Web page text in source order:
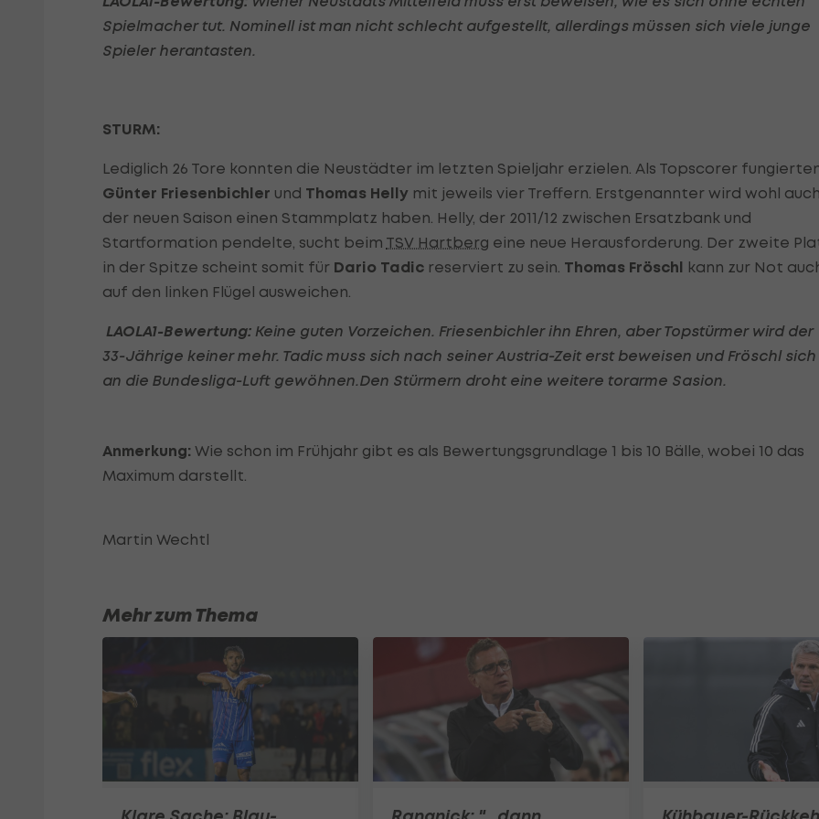
Spielmacher tut. Nominell ist man nicht schlecht aufgestellt, allerdings müssen sich viele junge
Spieler herantasten.
STURM:
Lediglich 26 Tore konnten die Neustädter im letzten Spieljahr erzielen. Als Topscorer
Günter Friesenbichler und Thomas Helly mit jeweils vier Treffern. Erstgenannter wird wohl
der neuen Saison einen Stammplatz haben. Helly, der 2011/12 zwischen Ersatzbank und
Startformation pendelte, sucht beim TSV Hartberg eine neue Herausforderung. Der zweite
in der Spitze scheint somit für Dario Tadic reserviert zu sein. Thomas Fröschl kann zur Not
auf den linken Flügel ausweichen.
LAOLA1-Bewertung: Keine guten Vorzeichen. Friesenbichler ihn Ehren, aber Topstürmer wird der
33-Jährige keiner mehr. Tadic muss sich nach seiner Austria-Zeit erst beweisen und Fröschl sich
an die Bundesliga-Luft gewöhnen.Den Stürmern droht eine weitere torarme Sasion.
Anmerkung: Wie schon im Frühjahr gibt es als Bewertungsgrundlage 1 bis 10 Bälle, wobei 10 das
Maximum darstellt.
Martin Wechtl
Mehr zum Thema